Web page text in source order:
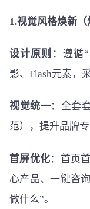
1.视觉风格焕新（
设计原则 ：遵循
影、Flash元素，
视觉统一：全套
范），提升品牌专
首屏优化：首页
心产品、一键咨
做什么”。